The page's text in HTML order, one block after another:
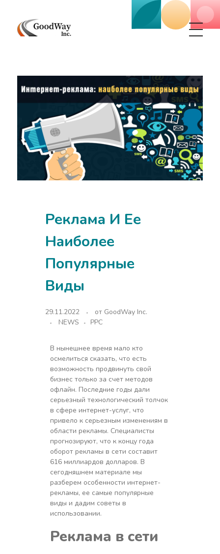
Реклама И Ее
Наиболее
Популярные
Виды
29.11.2022 от GoodWay Inc.
NEWS
PPC
В нынешнее время мало кто
осмелиться сказать, что есть
возможность продвинуть свой
бизнес только за счет методов
офлайн. Последние годы дали
серьезный технологический толчок
в сфере интернет-услуг, что
привело к серьезным изменениям в
области рекламы. Специалисты
прогнозируют, что к концу года
оборот рекламы в сети составит
616 миллиардов долларов. В
сегодняшнем материале мы
разберем особенности интернет-
рекламы, ее самые популярные
виды и дадим советы в
использовании.
Реклама в сети